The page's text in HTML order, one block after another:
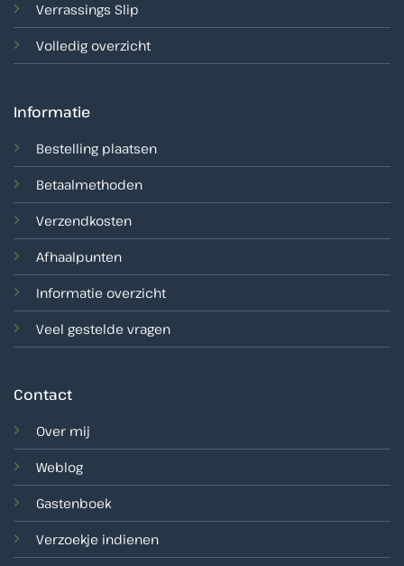
Verrassings Slip
Volledig overzicht
Informatie
Bestelling plaatsen
Betaalmethoden
Verzendkosten
Afhaalpunten
Informatie overzicht
Veel gestelde vragen
Contact
Over mij
Weblog
Gastenboek
Verzoekje indienen